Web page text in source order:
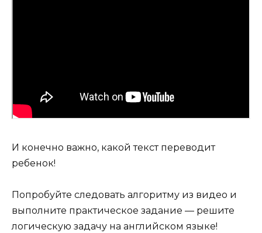
И конечно важно, какой текст переводит
ребенок!
Попробуйте следовать алгоритму из видео и
выполните практическое задание — решите
логическую задачу на английском языке!